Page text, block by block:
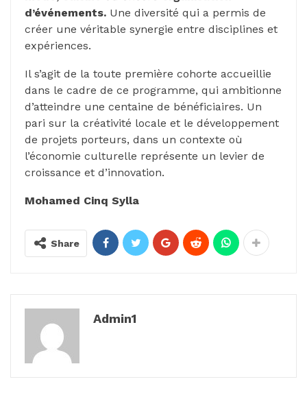
d’événements. Une diversité qui a permis de
créer une véritable synergie entre disciplines et
expériences.
Il s’agit de la toute première cohorte accueillie
dans le cadre de ce programme, qui ambitionne
d’atteindre une centaine de bénéficiaires. Un
pari sur la créativité locale et le développement
de projets porteurs, dans un contexte où
l’économie culturelle représente un levier de
croissance et d’innovation.
Mohamed Cinq Sylla
Share
Admin1